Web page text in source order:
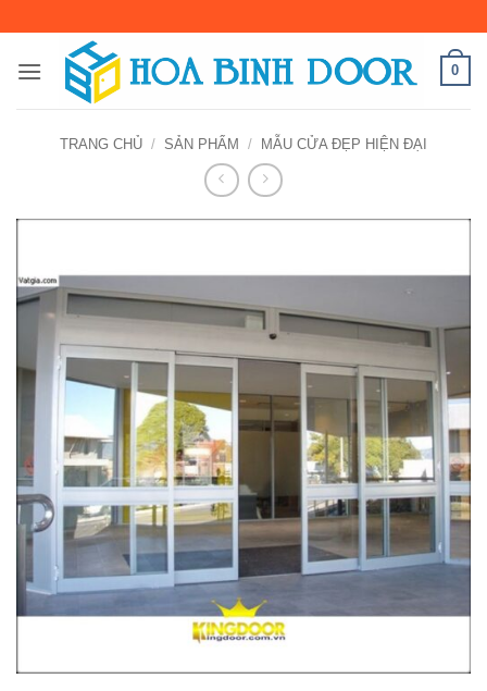
nội
0
TRANG CHỦ / SẢN PHẨM / MẪU CỬA ĐẸP HIỆN ĐẠI